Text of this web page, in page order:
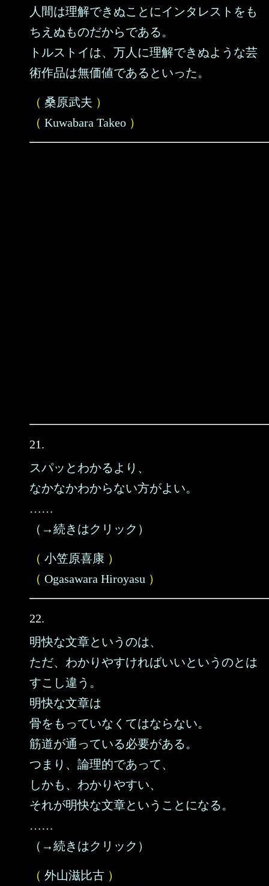
人間は理解できぬことにインタレストをも
ちえぬものだからである。
トルストイは、万人に理解できぬような芸
術作品は無価値であるといった。
（ 桑原武夫 ）
（ Kuwabara Takeo ）
21.
スパッとわかるより、
なかなかわからない方がよい。
……
（→続きはクリック）
（ 小笠原喜康 ）
（ Ogasawara Hiroyasu ）
22.
明快な文章というのは、
ただ、わかりやすければいいというのとは
すこし違う。
明快な文章は
骨をもっていなくてはならない。
筋道が通っている必要がある。
つまり、論理的であって、
しかも、わかりやすい、
それが明快な文章ということになる。
……
（→続きはクリック）
（ 外山滋比古 ）